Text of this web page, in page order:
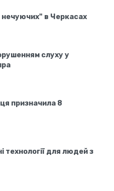
нечуючих" в Черкасах
слуху у
призначила 8
для людей з